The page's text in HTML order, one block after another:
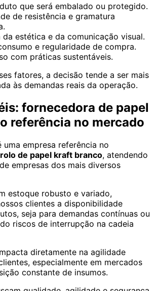
que será embalado ou protegido.
de resistência e gramatura
estética e da comunicação visual.
e regularidade de compra.
com práticas sustentáveis.
fatores, a decisão tende a ser mais
às demandas reais da operação.
fornecedora de papel
referência no mercado
uma empresa referência no
rolo de papel kraft branco, atendendo
empresas dos mais diversos
estoque robusto e variado,
clientes a disponibilidade
seja para demandas contínuas ou
riscos de interrupção na cadeia
diretamente na agilidade
especialmente em mercados
constante de insumos.